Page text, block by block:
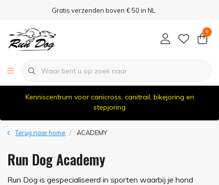
Gratis verzenden boven € 50 in NL
0
Kenniscentrum voor canicross, canitrail, bikejoring en
stepjoring
Terug naar home ACADEMY
Run Dog Academy
Run Dog is gespecialiseerd in sporten waarbij je hond